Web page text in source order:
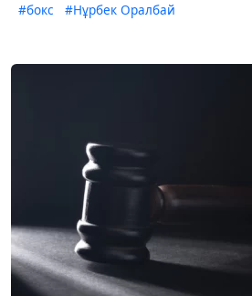
#бокс #Нұрбек Оралбай